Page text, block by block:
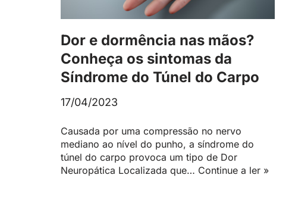
Dor e dormência nas mãos?
Conheça os sintomas da
Síndrome do Túnel do Carpo
17/04/2023
Causada por uma compressão no nervo
mediano ao nível do punho, a síndrome do
túnel do carpo provoca um tipo de Dor
Neuropática Localizada que… Continue a ler »